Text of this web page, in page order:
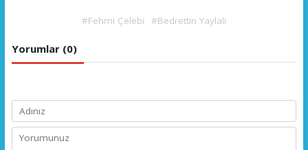
#Fehmi Çelebi #Bedrettin Yaylalı
Yorumlar (0)